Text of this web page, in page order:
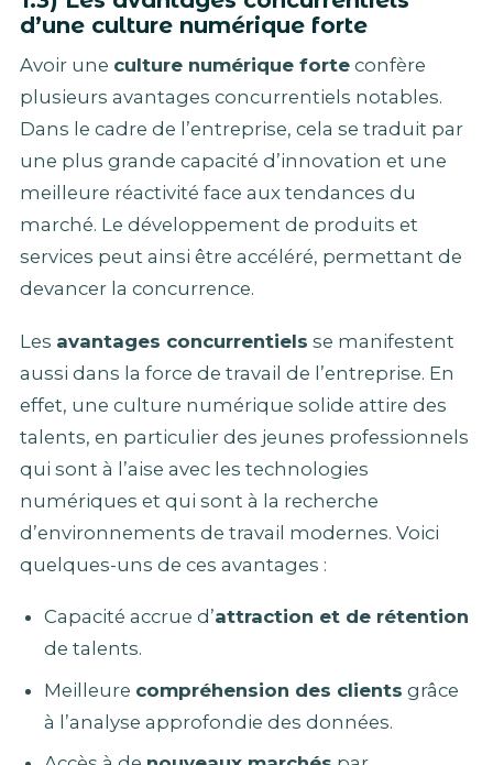
d’une culture numérique forte
Avoir une culture numérique forte confère
plusieurs avantages concurrentiels notables.
Dans le cadre de l’entreprise, cela se traduit par
une plus grande capacité d’innovation et une
meilleure réactivité face aux tendances du
marché. Le développement de produits et
services peut ainsi être accéléré, permettant de
devancer la concurrence.
Les avantages concurrentiels se manifestent
aussi dans la force de travail de l’entreprise. En
effet, une culture numérique solide attire des
talents, en particulier des jeunes professionnels
qui sont à l’aise avec les technologies
numériques et qui sont à la recherche
d’environnements de travail modernes. Voici
quelques-uns de ces avantages :
Capacité accrue d’attraction et de rétention
de talents.
Meilleure compréhension des clients grâce
à l’analyse approfondie des données.